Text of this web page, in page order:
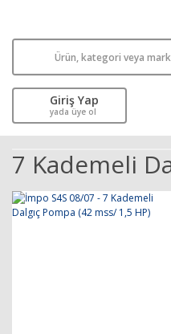
Giriş Yap
yada üye ol
7 Kademeli